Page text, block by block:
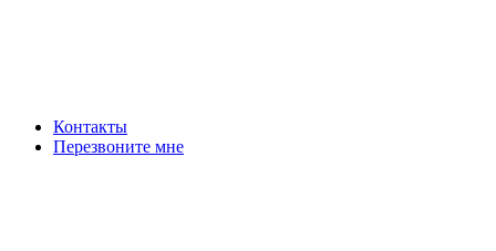
Контакты
Перезвоните мне